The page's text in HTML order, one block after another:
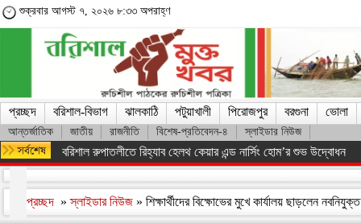
শুক্রবার আগস্ট ৭, ২০২৬ ৮:৩৩ অপরাহ্ণ
প্রচ্ছদ বরিশাল-বিভাগ ঝালকাঠি পটুয়াখালী পিরোজপুর বরগুনা ভোলা
আন্তর্জাতিক জাতীয় রাজনীতি বিশেষ-প্রতিবেদন-৪ স্লাইডার নিউজ
ফরিদপুরের ভাঙ্গায় নিয়ন্ত্রণ হারিয়ে যাত্রীবাহী বাস খাদে, আহত ১৫
প্রচ্ছদ »স্লাইডার নিউজ » শিক্ষার্থীদের বিক্ষোভের মুখে কার্যালয় ছাড়লেন